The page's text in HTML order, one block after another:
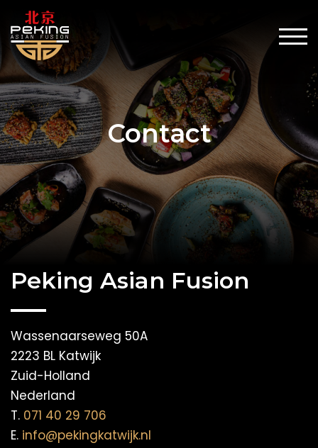
Contact
Peking Asian Fusion
Wassenaarseweg 50A
2223 BL Katwijk
Zuid-Holland
Nederland
T. 071 40 29 706
E. info@pekingkatwijk.nl